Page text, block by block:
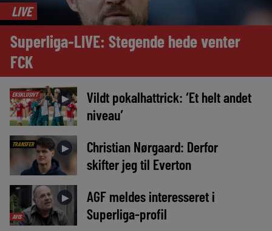
LIVE
Superliga-LIVE: Stegende hede venter
FCK
EKSKLUSIVT ►
Vildt pokalhattrick: ‘Et helt andet
niveau’
TRANSFER ►
Christian Nørgaard: Derfor
skifter jeg til Everton
AVIS
►
AGF meldes interesseret i
Superliga-profil